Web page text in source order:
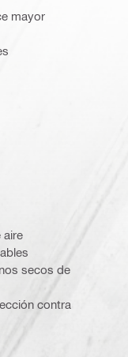
mayor
de este grupo
aire
secos de
contra